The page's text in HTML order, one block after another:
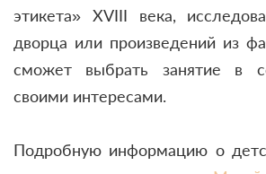
этикета» XVIII века,
дворца или произведений из
сможет выбрать занятие в
своими интересами.
Подробную информацию о